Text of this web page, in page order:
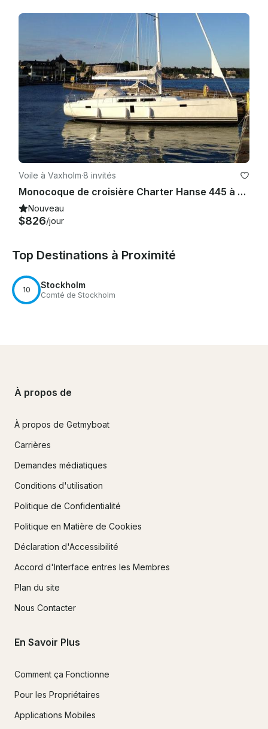
Voile à Vaxholm·8 invités
Monocoque de croisière Charter Hanse 445 à Vaxholm, Suède
Nouveau
$826/jour
Top Destinations à Proximité
10 Stockholm
Comté de Stockholm
À propos de
À propos de Getmyboat
Carrières
Demandes médiatiques
Conditions d'utilisation
Politique de Confidentialité
Politique en Matière de Cookies
Déclaration d'Accessibilité
Accord d'Interface entres les Membres
Plan du site
Nous Contacter
En Savoir Plus
Comment ça Fonctionne
Pour les Propriétaires
Applications Mobiles